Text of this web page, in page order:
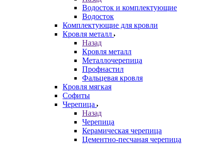
Водосток и комплектующие
Водосток
Комплектующие для кровли
Кровля металл
Назад
Кровля металл
Металлочерепица
Профнастил
Фальцевая кровля
Кровля мягкая
Софиты
Черепица
Назад
Черепица
Керамическая черепица
Цементно-песчаная черепица